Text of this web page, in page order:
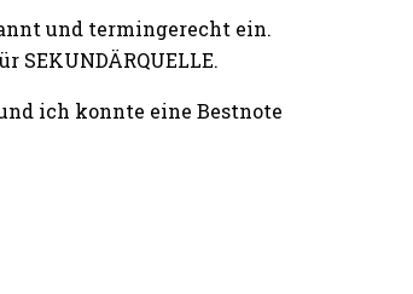
und termingerecht ein.
ich konnte eine Bestnote